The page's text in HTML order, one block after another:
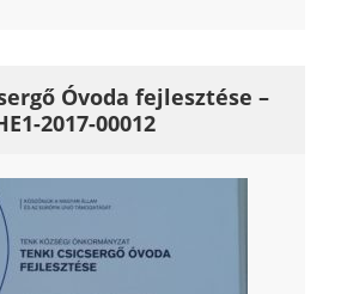
Óvoda fejlesztése –
2017-00012